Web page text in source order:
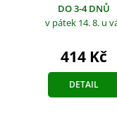
DO 3-4 DNŮ
v pátek 14. 8. u
414 Kč
DETAIL